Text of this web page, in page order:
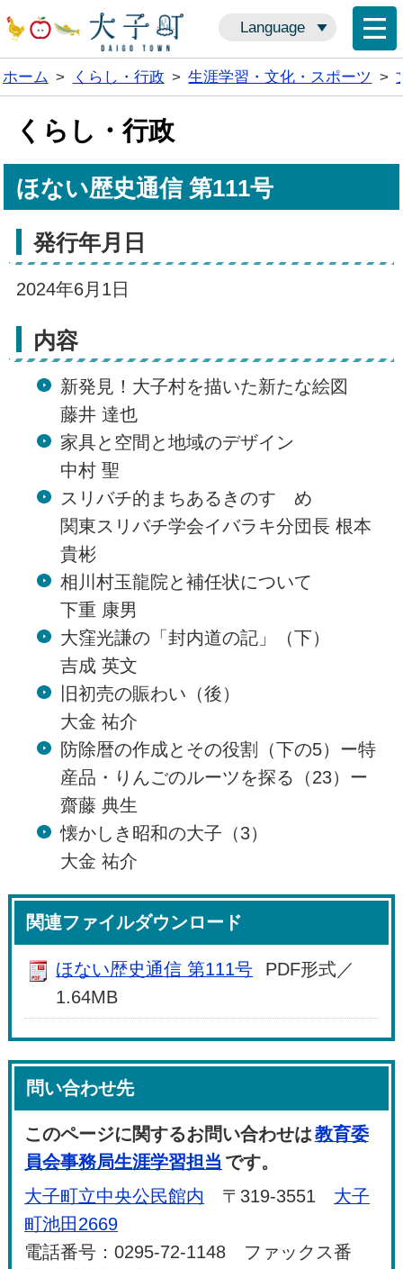
Language
ホーム > くらし・行政 > 生涯学習・文化・スポーツ >
くらし・行政
ほない歴史通信 第111号
発行年月日
2024年6月1日
内容
新発見！大子村を描いた新たな絵図
藤井 達也
家具と空間と地域のデザイン
中村 聖
スリバチ的まちあるきのすゝめ
関東スリバチ学会イバラキ分団長 根本
貴彬
相川村玉龍院と補任状について
下重 康男
大窪光謙の「封内道の記」（下）
吉成 英文
旧初売の賑わい（後）
大金 祐介
防除暦の作成とその役割（下の5）ー特
産品・りんごのルーツを探る（23）ー
齋藤 典生
懐かしき昭和の大子（3）
大金 祐介
関連ファイルダウンロード
ほない歴史通信 第111号
PDF形式／
1.64MB
問い合わせ先
このページに関するお問い合わせは教育委
員会事務局生涯学習担当 です。
大子町立中央公民館内 〒319-3551 大子
町池田2669
電話番号：0295-72-1148 ファックス番